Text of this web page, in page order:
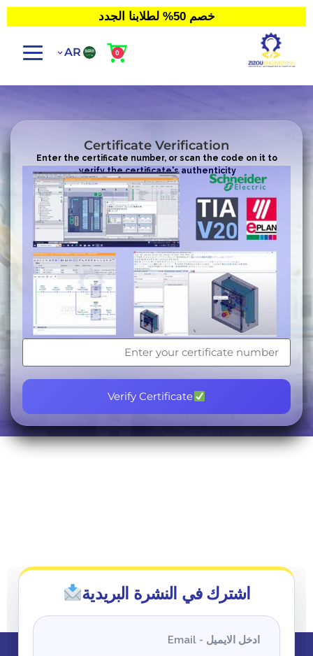
خصم 50% لطلابنا الجدد
AR
Certificate Verification
Enter the certificate number, or scan the code on it to
verify the certificate's authenticity.
Verify Certificate
اشترك في النشرة البريدية